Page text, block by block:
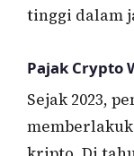
tinggi dalam
Pajak Crypto
Sejak 2023,